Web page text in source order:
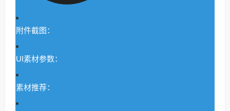
附件截图：
UI素材参数：
素材推荐：